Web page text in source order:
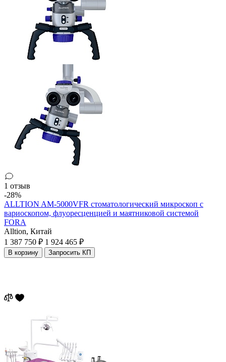
1 отзыв
-28%
ALLTION AM-5000VFR стоматологический микроскоп с
вариоскопом, флуоресценцией и маятниковой системой
FORA
Alltion, Китай
1 387 750 ₽ 1 924 465 ₽
В корзину Запросить КП